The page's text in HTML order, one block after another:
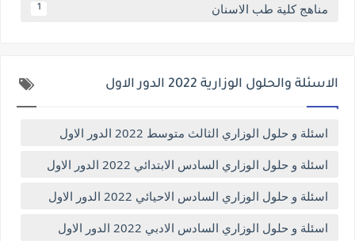
مناهج كلية طب الاسنان 1
الاسئلة والحلول الوزارية 2022 الدور الاول
اسئلة و حلول الوزاري الثالث متوسط 2022 الدور الاول
اسئلة و حلول الوزاري السادس الابتدائي 2022 الدور الاول
اسئلة و حلول الوزاري السادس الاحيائي 2022 الدور الاول
اسئلة و حلول الوزاري السادس الادبي 2022 الدور الاول